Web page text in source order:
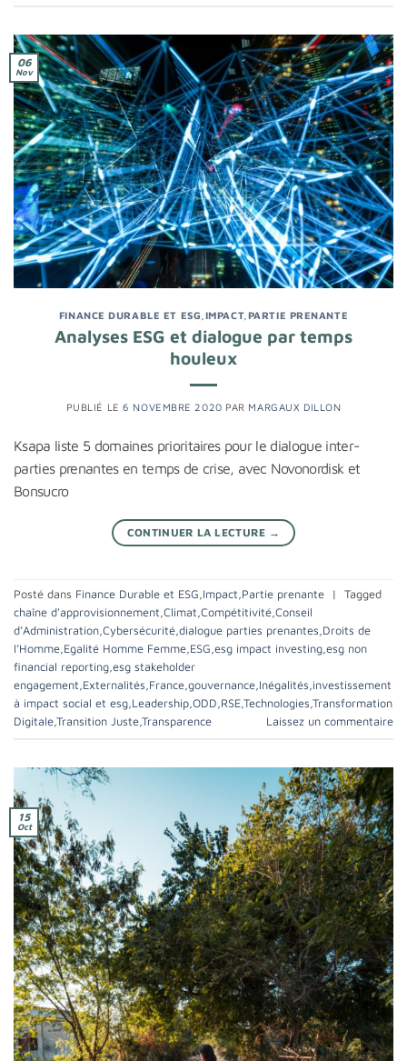
06
Nov
FINANCE DURABLE ET ESG IMPACT, PARTIE PRENANTE
Analyses ESG et dialogue par temps
houleux
PUBLIÉ LE6 NOVEMBRE 2020 PAR MARGAUX DILLON
Ksapa liste 5 domaines prioritaires pour le dialogue inter-
parties prenantes en temps de crise, avec Novonordisk et
Bonsucro
CONTINUER LA LECTURE →
Posté dans Finance Durable et ESG,Impact,Partie prenante |
Tagged
chaîne d'approvisionnement,Climat,Compétitivité,Conseil
d’Administration,Cybersécurité,dialogue parties prenantes,Droits de
l’Homme,Egalité Homme Femme,ESG,esg impact investing,esg non
financial reporting,esg stakeholder
engagement,Externalités,France,gouvernance,Inégalités,investissement
à impact social et esg,Leadership,ODD,RSE,Technologies,Transformation
Digitale,Transition Juste,Transparence Laissez un commentaire
15
Oct